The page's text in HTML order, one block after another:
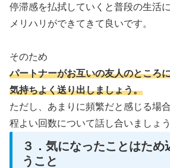
停滞感を払拭していくと普段の生活
メリハリができてきて良いです。
そのため
パートナーがお互いの友人のところ
気持ちよく送り出しましょう。
ただし、あまりに頻繁だと感じる場合
程よい回数について話し合いましょう
３．気になったことはため
うこと